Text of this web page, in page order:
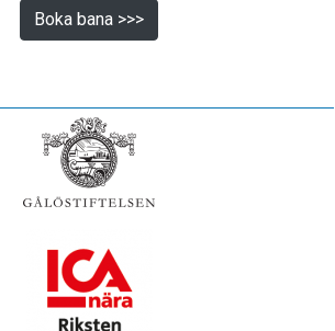
Boka bana >>>